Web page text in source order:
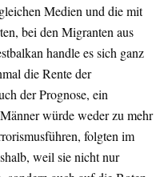
Medien und die mit
bei den Migranten aus
handle es sich ganz
die Rente der
der Prognose, ein
würde weder zu mehr
folgten im
weil sie nicht nur